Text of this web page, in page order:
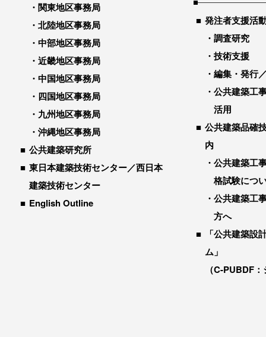
関東地区事務局
北陸地区事務局
中部地区事務局
近畿地区事務局
中国地区事務局
四国地区事務局
九州地区事務局
沖縄地区事務局
公共建築研究所
東日本建築技術センター／西日本
建築技術センター
English Outline
発注者支援活
調査研究
技術支援
編集・発行
公共建築工
活用
公共建築品確
内
公共建築工
格試験につ
公共建築工
方へ
「公共建築設
ム」
（C-PUBDF